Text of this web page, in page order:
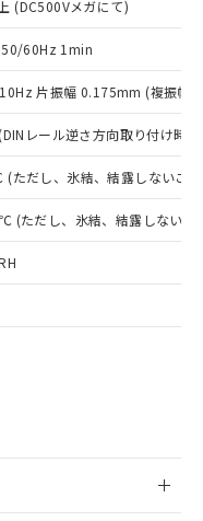
(DC500Vメガにて)
50/60Hz 1min
片振幅 0.175mm (複振幅
(DINレール逆さ方向取り付け時
ただし、氷結、結露しないこ
(ただし、氷結、結露しないこ
準価格はお客
客様担当のオ
当社販売員に
や当社販売拠
」をご確認
結果を当社の
漏洩または開
す。
スト作成サー
くには、I-Web
ている必要が
の「1.共同利
(2-エチルヘキシ
ジイソブチル
制御機器に対する
す。
により、予定
含有証明書
準）
ジフェニルエーテ
DIBP(フタル酸ジ
酸ブチルベンジ
ル)) : 1000ppm
のすべてが基
す。
おいて有害物
刻な影響を
部門へお問
る場合は、完
に輸出されな
ます。
器、ミサイ
またはその他
装置等に一切
者に販売する
び3の内容を当
また当社は、
る場合は、取
り
が在庫あり
庫状況につ
取引先、ま
ムロン制御
売員にご確
在庫状況の
い機種